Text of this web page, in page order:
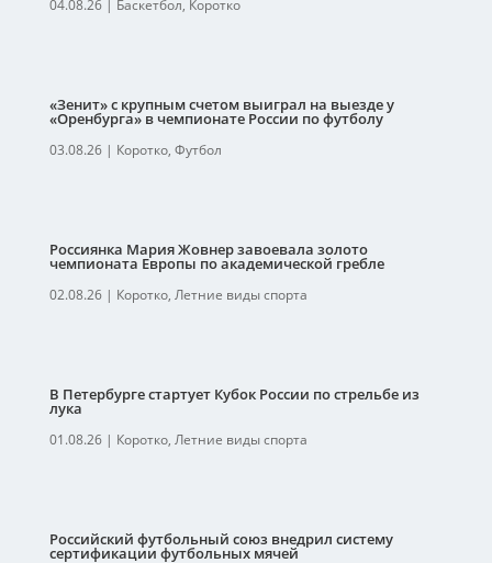
04.08.26| Баскетбол, Коротко
«Зенит» с крупным счетом выиграл на выезде у
«Оренбурга» в чемпионате России по футболу
03.08.26| Коротко, Футбол
Россиянка Мария Жовнер завоевала золото
чемпионата Европы по академической гребле
02.08.26| Коротко, Летние виды спорта
В Петербурге стартует Кубок России по стрельбе из
лука
01.08.26| Коротко, Летние виды спорта
Российский футбольный союз внедрил систему
сертификации футбольных мячей